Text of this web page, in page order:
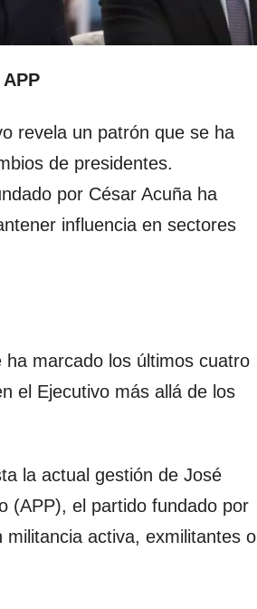
revela un patrón que se ha
de presidentes.
por César Acuña ha
influencia en sectores
marcado los últimos cuatro
el Ejecutivo más allá de los
la actual gestión de José
(APP), el partido fundado por
activa, exmilitantes o